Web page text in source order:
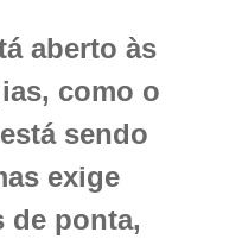
aberto às
como o
sendo
exige
de ponta,